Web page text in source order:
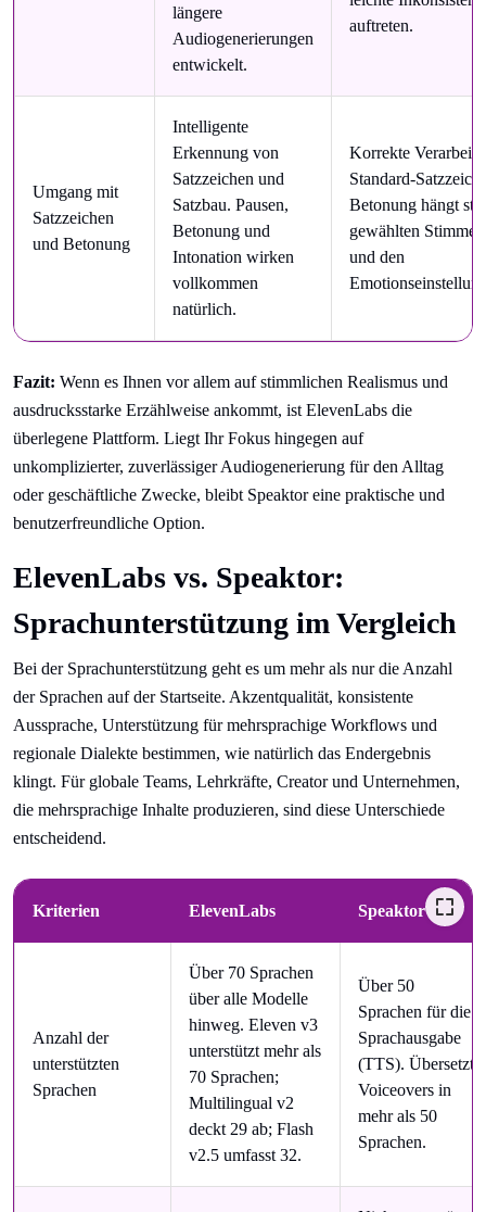
längere
Audiogenerierungen
entwickelt.
auftreten.
Umgang mit
Satzzeichen
und Betonung
Intelligente
Erkennung von
Satzzeichen und
Satzbau. Pausen,
Betonung und
Intonation wirken
vollkommen
natürlich.
Korrekte
Standard-
Betonung hängt
gewählten
und den
Fazit: Wenn es Ihnen vor allem auf stimmlichen Realismus und
ausdrucksstarke Erzählweise ankommt, ist ElevenLabs die
überlegene Plattform. Liegt Ihr Fokus hingegen auf
unkomplizierter, zuverlässiger Audiogenerierung für den Alltag
oder geschäftliche Zwecke, bleibt Speaktor eine praktische und
benutzerfreundliche Option.
ElevenLabs vs. Speaktor:
Sprachunterstützung im Vergleich
Bei der Sprachunterstützung geht es um mehr als nur die Anzahl
der Sprachen auf der Startseite. Akzentqualität, konsistente
Aussprache, Unterstützung für mehrsprachige Workflows und
regionale Dialekte bestimmen, wie natürlich das Endergebnis
klingt. Für globale Teams, Lehrkräfte, Creator und Unternehmen,
die mehrsprachige Inhalte produzieren, sind diese Unterschiede
entscheidend.
Kriterien ElevenLabs Speaktor
Anzahl der
unterstützten
Sprachen
Über 70 Sprachen
über alle Modelle
hinweg. Eleven v3
unterstützt mehr als
70 Sprachen;
Multilingual v2
deckt 29 ab; Flash
v2.5 umfasst 32.
Über 50
Sprachen für die
Sprachausgabe
(TTS). Übersetzt
Voiceovers in
mehr als 50
Sprachen.